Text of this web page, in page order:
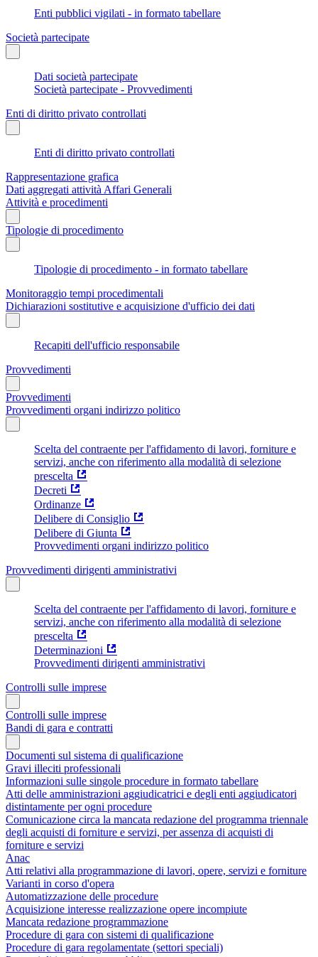
Enti pubblici vigilati - in formato tabellare
Società partecipate
Dati società partecipate
Società partecipate - Provvedimenti
Enti di diritto privato controllati
Enti di diritto privato controllati
Rappresentazione grafica
Dati aggregati attività Affari Generali
Attività e procedimenti
Tipologie di procedimento
Tipologie di procedimento - in formato tabellare
Monitoraggio tempi procedimentali
Dichiarazioni sostitutive e acquisizione d'ufficio dei dati
Recapiti dell'ufficio responsabile
Provvedimenti
Provvedimenti
Provvedimenti organi indirizzo politico
Scelta del contraente per l'affidamento di lavori, forniture e
servizi, anche con riferimento alla modalità di selezione
prescelta
Decreti
Ordinanze
Delibere di Consiglio
Delibere di Giunta
Provvedimenti organi indirizzo politico
Provvedimenti dirigenti amministrativi
Scelta del contraente per l'affidamento di lavori, forniture e
servizi, anche con riferimento alla modalità di selezione
prescelta
Determinazioni
Provvedimenti dirigenti amministrativi
Controlli sulle imprese
Controlli sulle imprese
Bandi di gara e contratti
Documenti sul sistema di qualificazione
Gravi illeciti professionali
Informazioni sulle singole procedure in formato tabellare
Atti delle amministrazioni aggiudicatrici e degli enti aggiudicatori
distintamente per ogni procedure
Comunicazione circa la mancata redazione del programma triennale
degli acquisti di forniture e servizi, per assenza di acquisti di
forniture e servizi
Anac
Atti relativi alla programmazione di lavori, opere, servizi e forniture
Varianti in corso d'opera
Automatizzazione delle procedure
Acquisizione interesse realizzazione opere incompiute
Mancata redazione programmazione
Procedure di gara con sistemi di qualificazione
Procedure di gara regolamentate (settori speciali)